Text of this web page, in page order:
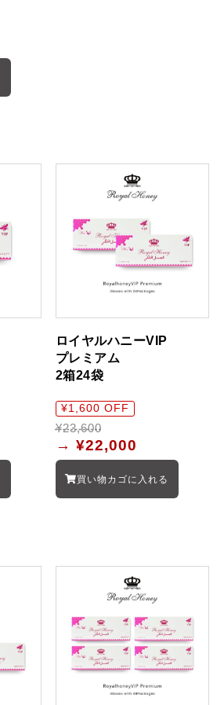
ロイヤルハニーVIP
プレミアム
2箱24袋
¥1,600 OFF
¥23,600
→ ¥22,000
買い物カゴに入れる